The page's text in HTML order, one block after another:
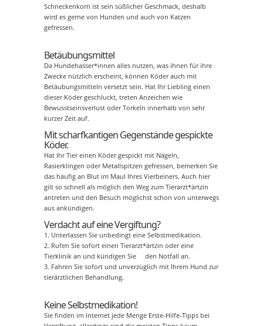
Schneckenkorn ist sein süßlicher Geschmack, deshalb
wird es gerne von Hunden und auch von Katzen
gefressen.
Betäubungsmittel
Da Hundehasser*innen alles nutzen, was ihnen für ihre
Zwecke nützlich erscheint, können Köder auch mit
Betäubungsmitteln versetzt sein. Hat Ihr Liebling einen
dieser Köder geschluckt, treten Anzeichen wie
Bewusstseinsverlust oder Torkeln innerhalb von sehr
kurzer Zeit auf.
Mit scharfkantigen Gegenstände gespickte
Köder.
Hat Ihr Tier einen Köder gespickt mit Nägeln,
Rasierklingen oder Metallspitzen gefressen, bemerken Sie
das häufig an Blut im Maul Ihres Vierbeiners. Auch hier
gilt so schnell als möglich den Weg zum Tierarzt*ärtzin
antreten und den Besuch möglichst schon von unterwegs
aus ankündigen.
Verdacht auf eine Vergiftung?
1. Unterlassen Sie unbedingt eine Selbstmedikation.
2. Rufen Sie sofort einen Tierarzt*ärtzin oder eine
Tierklinik an und kündigen Sie den Notfall an.
3. Fahren Sie sofort und unverzüglich mit Ihrem Hund zur
tierärztlichen Behandlung.
Keine Selbstmedikation!
Sie finden im Internet jede Menge Erste-Hilfe-Tipps bei